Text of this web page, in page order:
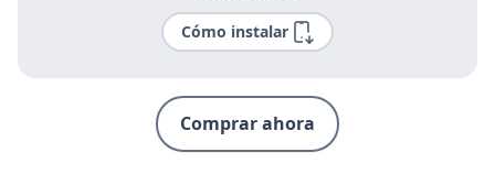
Cómo instalar
Comprar ahora